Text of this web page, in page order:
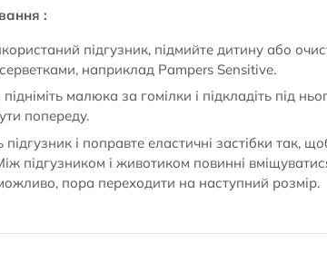
:
підгузник, підмийте дитину або
наприклад Pampers Sensitive.
малюка за гомілки і підкладіть під
попереду.
підгузник і поправте еластичні застібки так,
підгузником і животиком повинні
пора переходити на наступний розмір.